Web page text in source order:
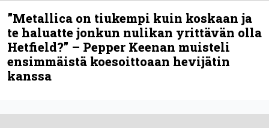
”Metallica on tiukempi kuin koskaan ja
te haluatte jonkun nulikan yrittävän olla
Hetfield?” – Pepper Keenan muisteli
ensimmäistä koesoittoaan hevijätin
kanssa